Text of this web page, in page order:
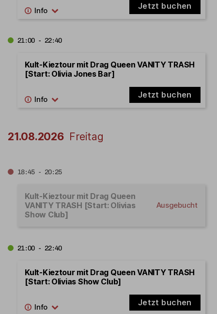
Jetzt buchen
21:00 - 22:40
Kult-Kieztour mit Drag Queen VANITY TRASH
[Start: Olivia Jones Bar]
Jetzt buchen
21.08.2026 Freitag
18:45 - 20:25
Kult-Kieztour mit Drag Queen
VANITY TRASH [Start: Olivias
Show Club]
Ausgebucht
21:00 - 22:40
Kult-Kieztour mit Drag Queen VANITY TRASH
[Start: Olivias Show Club]
Jetzt buchen